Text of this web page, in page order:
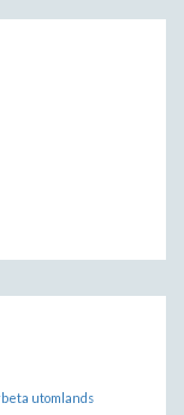
utomlands